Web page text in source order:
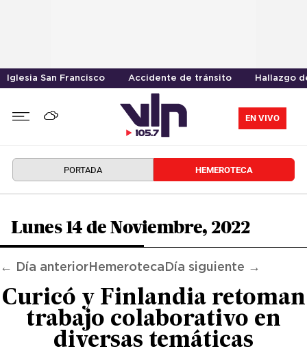
Iglesia San Francisco Accidente de tránsito Hallazgo
EN VIVO
PORTADA HEMEROTECA
Lunes 14 de Noviembre, 2022
← Día anterior Hemeroteca Día siguiente →
Curicó y Finlandia retoman
trabajo colaborativo en
diversas temáticas